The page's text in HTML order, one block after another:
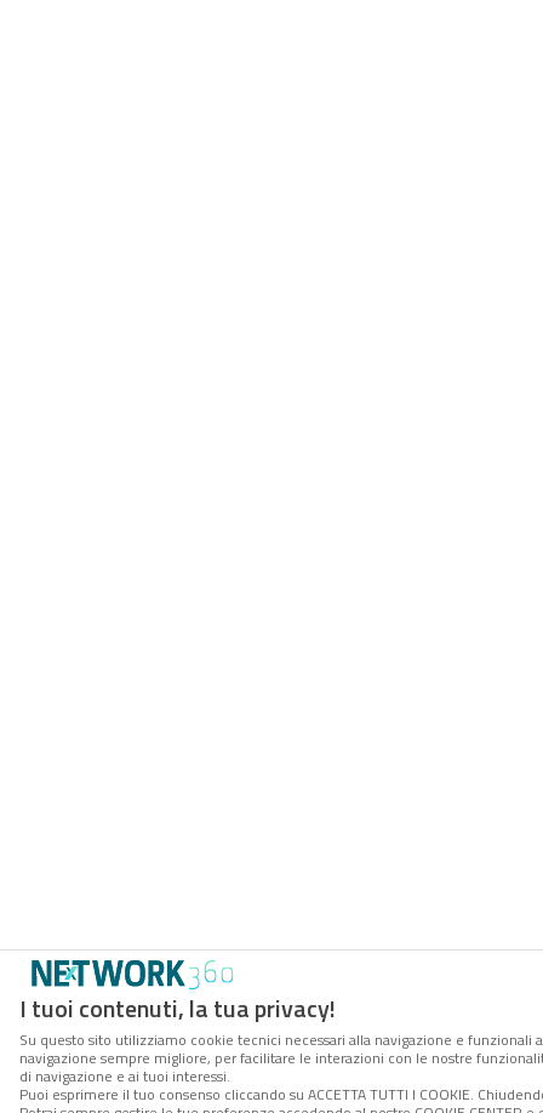
I tuoi contenuti, la tua privacy!
Su questo sito utilizziamo cookie tecnici necessari alla navigazione e
navigazione sempre migliore, per facilitare le interazioni con le nostre
di navigazione e ai tuoi interessi.
Puoi esprimere il tuo consenso cliccando su ACCETTA TUTTI I COOKIE.